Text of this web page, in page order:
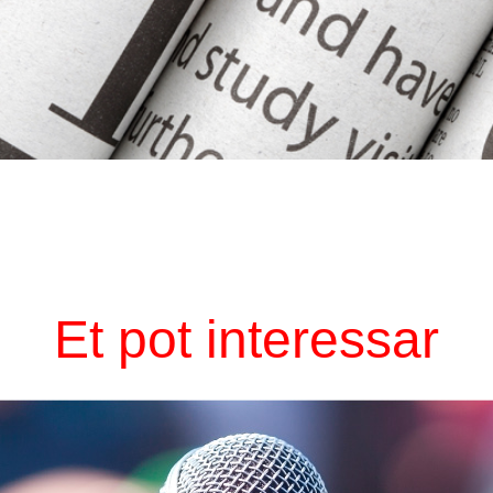
Et pot interessar